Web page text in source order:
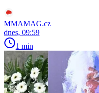
MMAMAG.cz
dnes, 09:59
1 min